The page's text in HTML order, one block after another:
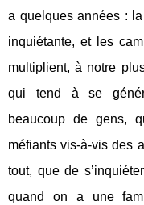
a quelques années :
inquiétante, et les
multiplient, à notre
qui tend à se
beaucoup de gens,
méfiants vis-à-vis des
tout, que de
quand on a une